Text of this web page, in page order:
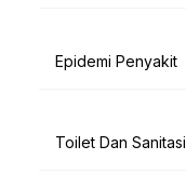
Epidemi Penyakit
Toilet Dan Sanitasi